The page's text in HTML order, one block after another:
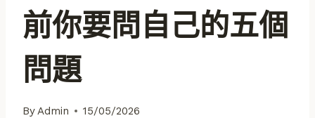
前你要問自己的五個
問題
ByAdmin 15/05/2026